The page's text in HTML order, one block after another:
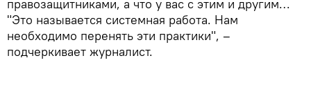
правозащитниками, а что у вас с этим и другим…
"Это называется системная работа. Нам
необходимо перенять эти практики", –
подчеркивает журналист.